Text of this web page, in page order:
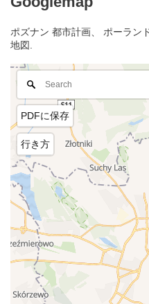
ポズナン 都市計画、 ポーラン
地図.
PDFに保存
行き方